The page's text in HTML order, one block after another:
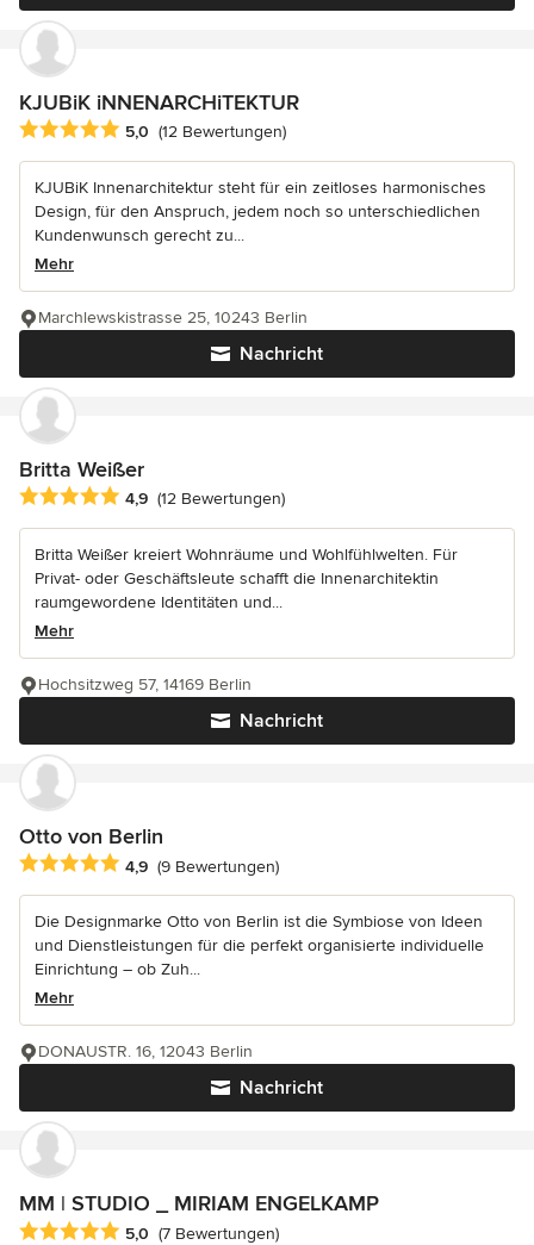
KJUBiK iNNENARCHiTEKTUR
Durchschnittliche Bewertung: 5 von 5 Sternen
5,0 (12 Bewertungen)
KJUBiK Innenarchitektur steht für ein zeitloses harmonisches
Design, für den Anspruch, jedem noch so unterschiedlichen
Kundenwunsch gerecht zu...
Mehr
Nachricht
Marchlewskistrasse 25, 10243 Berlin
Britta Weißer
Durchschnittliche Bewertung: 4.9 von 5 Sternen
4,9 (12 Bewertungen)
Britta Weißer kreiert Wohnräume und Wohlfühlwelten. Für
Privat- oder Geschäftsleute schafft die Innenarchitektin
raumgewordene Identitäten und...
Mehr
Nachricht
Hochsitzweg 57, 14169 Berlin
Otto von Berlin
Durchschnittliche Bewertung: 4.9 von 5 Sternen
4,9 (9 Bewertungen)
Die Designmarke Otto von Berlin ist die Symbiose von Ideen
und Dienstleistungen für die perfekt organisierte individuelle
Einrichtung – ob Zuh...
Mehr
Nachricht
DONAUSTR. 16, 12043 Berlin
MM | STUDIO _ MIRIAM ENGELKAMP
Durchschnittliche Bewertung: 5 von 5 Sternen
5,0 (7 Bewertungen)